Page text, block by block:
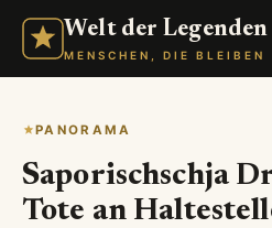
Welt der Legenden
MENSCHEN, DIE BLEIBEN
PANORAMA
Saporischschja
Tote an